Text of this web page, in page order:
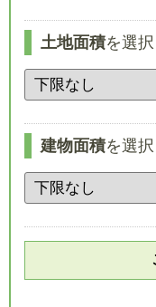
土地面積を選択
建物面積を選択